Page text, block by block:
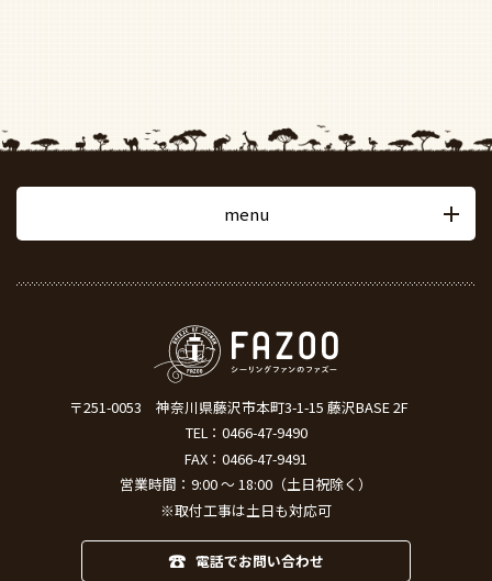
神奈川県藤沢市本町3-1-15 藤沢BASE 2F
TEL： 0466-47-9490
FAX：0466-47-9491
営業時間：9:00 ～ 18:00（土日祝除く）
※取付工事は土日も対応可